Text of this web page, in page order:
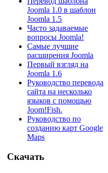
Joomla 1.0 в шаблон
Joomla 1.5
Часто задаваемые
вопросы Joomla!
Самые лучшие
расширения Joomla
Первый взгляд на
Joomla 1.6
Руководство перевода
сайта на несколько
языков с помощью
Joom!Fish.
Руководство по
созданию карт Google
Maps
Скачать